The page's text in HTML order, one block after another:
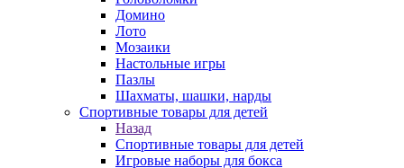
Домино
Лото
Мозаики
Настольные игры
Пазлы
Шахматы, шашки, нарды
Спортивные товары для детей
Назад
Спортивные товары для детей
Игровые наборы для бокса